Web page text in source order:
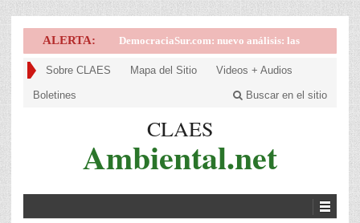
ALERTA: DemocraciaSur.com: nuevo análisis: las
implicancias de la victoria de la derecha en
Sobre CLAES Mapa del Sitio Videos + Audios
Boletines Buscar en el sitio
CLAES
Ambiental.net